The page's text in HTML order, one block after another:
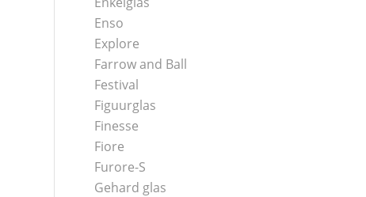
Enso
Explore
Farrow and Ball
Festival
Figuurglas
Finesse
Fiore
Furore-S
Gehard glas